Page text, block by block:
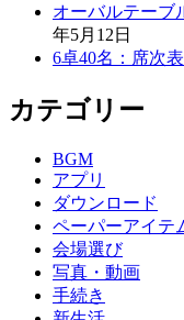
オーバルテーブ
年5月12日
6卓40名：席次
カテゴリー
BGM
アプリ
ダウンロード
ペーパーアイテ
会場選び
写真・動画
手続き